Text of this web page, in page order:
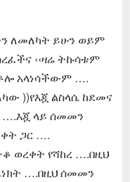
ለመለካት ይሁን ወይም
‹‹ዛሬ ትኩሳቱም
ቶሎ አላነሳችውም ….
))የእጇ ልስላሴ ከደመና
ላይ ሰመመን
ጋር ….
ወረቀት የሻከረ ….በዚህ
….በዚህ ሰመመን